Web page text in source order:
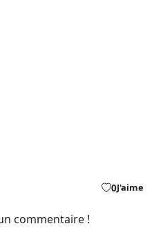
0J'aime
commentaire !